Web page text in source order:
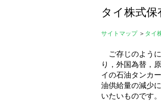
タイ株式保
サイトマップ＞ タイ
ご存じのよう
り，外国為替，
イの石油タンカ
油供給量の減少
いたいものです。